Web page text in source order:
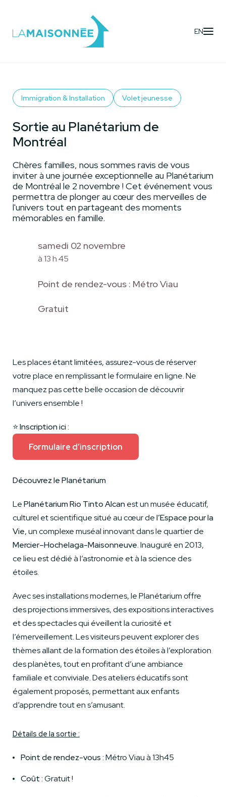
EN
Immigration & Installation Volet jeunesse
Sortie au Planétarium de
Montréal
Chères familles, nous sommes ravis de vous
inviter à une journée exceptionnelle au Planétarium
de Montréal le 2 novembre ! Cet événement vous
permettra de plonger au cœur des merveilles de
l'univers tout en partageant des moments
mémorables en famille.
samedi 02 novembre
à 13 h 45
Point de rendez-vous : Métro Viau
Gratuit
Les places étant limitées, assurez-vous de réserver
votre place en remplissant le formulaire en ligne. Ne
manquez pas cette belle occasion de découvrir
l’univers ensemble !
⭐️Inscription ici :
Formulaire d’inscription
Découvrez le Planétarium
LePlanétarium Rio Tinto Alcan est un musée éducatif,
culturel et scientifique situé au cœur del’Espace pour la
Vie, un complexe muséal innovant dans le quartier de
Mercier–Hochelaga-Maisonneuve. Inauguré en 2013,
ce lieu est dédié à l’astronomie et à la science des
étoiles.
Avec ses installations modernes, le Planétarium offre
des projections immersives, des expositions interactives
et des spectacles qui éveillent la curiosité et
l’émerveillement. Les visiteurs peuvent explorer des
thèmes allant de la formation des étoiles à l’exploration
des planètes, tout en profitant d’une ambiance
familiale et conviviale. Des ateliers éducatifs sont
également proposés, permettant aux enfants
d’apprendre tout en s’amusant.
Détails de la sortie :
Point de rendez-vous :Métro Viau à 13h45
Coût :Gratuit !